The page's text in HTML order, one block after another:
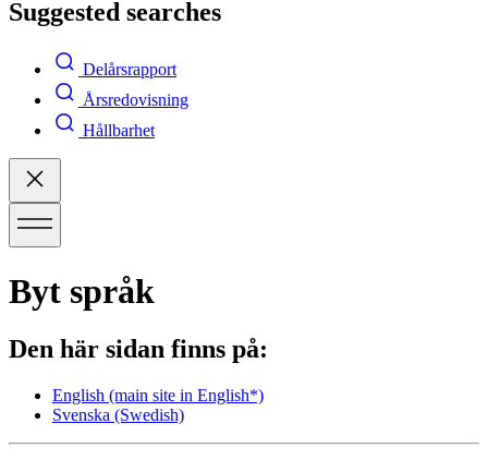
Suggested searches
Delårsrapport
Årsredovisning
Hållbarhet
Byt språk
Den här sidan finns på:
English (main site in English*)
Svenska (Swedish)